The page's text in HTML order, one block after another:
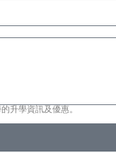
升學資訊及優惠。